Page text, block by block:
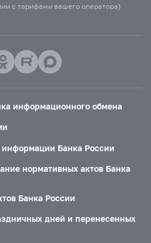
с тарифами вашего оператора)
информационного обмена
Банка России
нормативных актов Банка
Банка России
дней и перенесенных